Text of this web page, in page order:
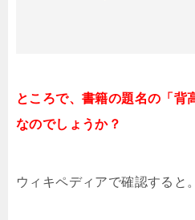
ところで、書籍の題名の「 背
なのでしょうか？
ウィキペディアで確認すると。